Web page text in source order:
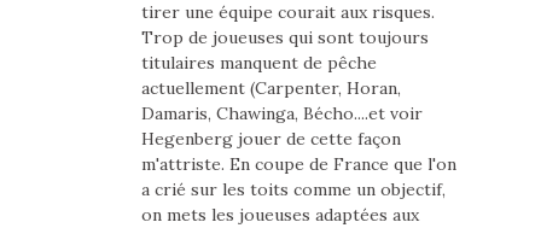
tirer une équipe courait aux risques.
Trop de joueuses qui sont toujours
titulaires manquent de pêche
actuellement (Carpenter, Horan,
Damaris, Chawinga, Bécho....et voir
Hegenberg jouer de cette façon
m'attriste. En coupe de France que l'on
a crié sur les toits comme un objectif,
on mets les joueuses adaptées aux